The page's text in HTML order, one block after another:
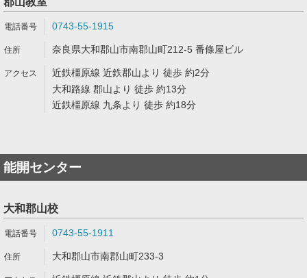
0743-55-1915
奈良県大和郡山市南郡山町212-5 番條屋ビル
近鉄橿原線 近鉄郡山より 徒歩 約2分
大和路線 郡山より 徒歩 約13分
近鉄橿原線 九条より 徒歩 約18分
能開センター
大和郡山校
0743-55-1911
大和郡山市南郡山町233-3